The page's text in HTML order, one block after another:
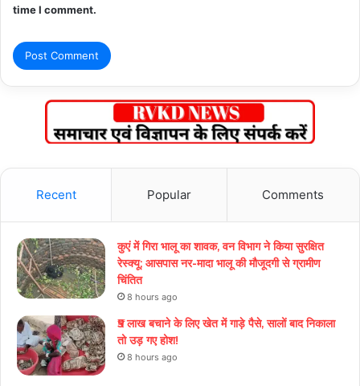
time I comment.
Recent Popular Comments
कुएं में गिरा भालू का शावक, वन विभाग ने किया सुरक्षित
रेस्क्यू; आसपास नर-मादा भालू की मौजूदगी से ग्रामीण
चिंतित
8 hours ago
₹5 लाख बचाने के लिए खेत में गाड़े पैसे, सालों बाद निकाला
तो उड़ गए होश!
8 hours ago